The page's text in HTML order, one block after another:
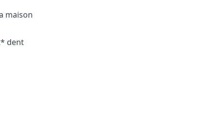
maison
dent